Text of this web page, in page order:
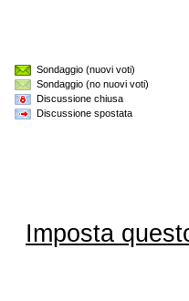
Sondaggio (nuovi voti)
Sondaggio (no nuovi voti)
Discussione chiusa
Discussione spostata
Imposta